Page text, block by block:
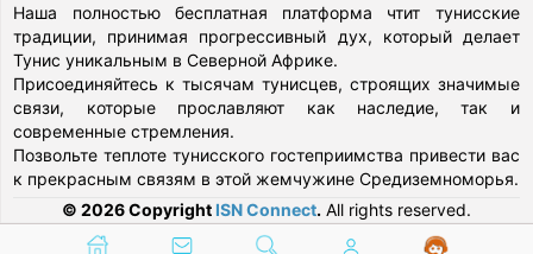
Наша полностью бесплатная платформа чтит тунисские
традиции, принимая прогрессивный дух, который делает
Тунис уникальным в Северной Африке.
Присоединяйтесь к тысячам тунисцев, строящих значимые
связи, которые прославляют как наследие, так и
современные стремления.
Позвольте теплоте тунисского гостеприимства привести вас
к прекрасным связям в этой жемчужине Средиземноморья.
© 2026 Copyright ISN Connect. All rights reserved.